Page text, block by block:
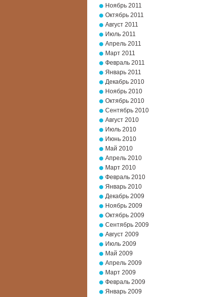
Ноябрь 2011
Октябрь 2011
Август 2011
Июль 2011
Апрель 2011
Март 2011
Февраль 2011
Январь 2011
Декабрь 2010
Ноябрь 2010
Октябрь 2010
Сентябрь 2010
Август 2010
Июль 2010
Июнь 2010
Май 2010
Апрель 2010
Март 2010
Февраль 2010
Январь 2010
Декабрь 2009
Ноябрь 2009
Октябрь 2009
Сентябрь 2009
Август 2009
Июль 2009
Май 2009
Апрель 2009
Март 2009
Февраль 2009
Январь 2009